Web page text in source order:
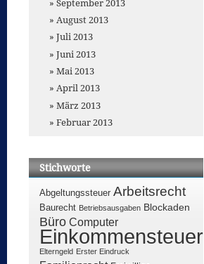
September 2013
August 2013
Juli 2013
Juni 2013
Mai 2013
April 2013
März 2013
Februar 2013
Stichworte
Abgeltungssteuer Arbeitsrecht
Baurecht Betriebsausgaben Blockaden
Büro Computer
Einkommensteuer
Elterngeld Erster Eindruck